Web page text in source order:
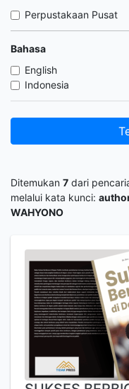
Perpustakaan Pusat
Bahasa
English
Indonesia
Ditemukan 7 dari
melalui kata kunci:
WAHYONO